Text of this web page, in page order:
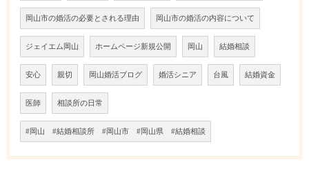
岡山市の婚活の必要とされる理由 岡山市の婚活の内容について
ジェイエム岡山 ホームページ新規公開 岡山 結婚相談
安心 親切 岡山婚活ブログ 婚活シニア 台風 結婚資金
医師 相談所の日常
#岡山 #結婚相談所 #岡山市 #岡山県 #結婚相談